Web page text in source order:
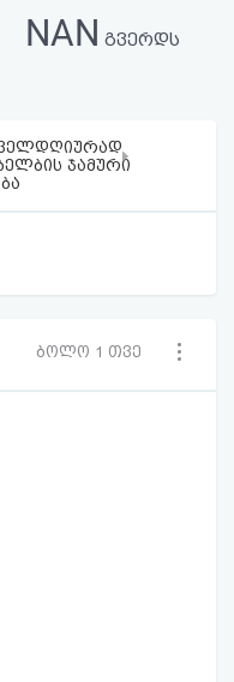
NAN გვერდს
ჯამური
›
ბოლო 1 თვე